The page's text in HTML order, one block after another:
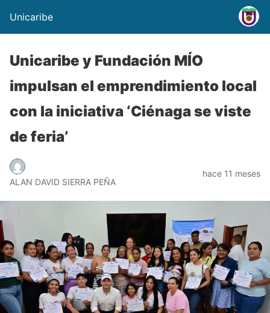
Unicaribe
Unicaribe y Fundación MÍO
impulsan el emprendimiento local
con la iniciativa ‘Ciénaga se viste
de feria’
ALAN DAVID SIERRA PEÑA
hace 11 meses